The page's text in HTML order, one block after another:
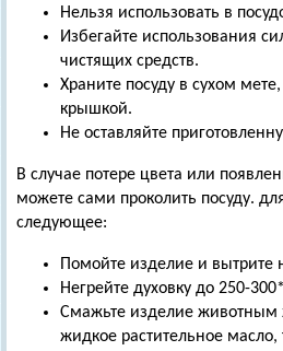
Нельзя использовать в
Избегайте использования
чистящих средств.
Храните посуду в сухом
крышкой.
Не оставляйте
В случае потере цвета или
можете сами проколить посуду.
следующее:
Помойте изделие и вытрите
Негрейте духовку до 250-
Смажьте изделие животным
жидкое растительное масло,